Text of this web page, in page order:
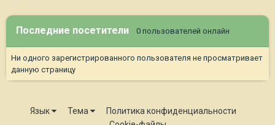
Последние посетители 0 пользователей онлайн
Ни одного зарегистрированного пользователя не просматривает
данную страницу
Язык Тема
Политика конфиденциальности